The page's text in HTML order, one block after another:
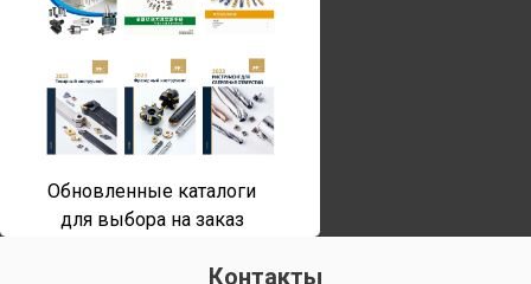
Обновленные каталоги
для выбора на заказ
Контакты